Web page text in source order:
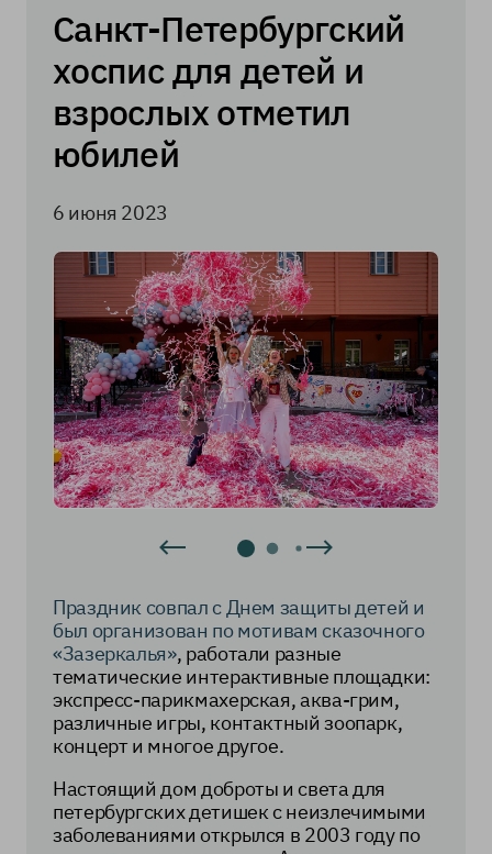
Санкт-Петербургский
хоспис для детей и
взрослых отметил
юбилей
6 июня 2023
Праздник совпал с Днем защиты детей и
был организован по мотивам сказочного
«Зазеркалья», работали разные
тематические интерактивные площадки:
экспресс-парикмахерская, аква-грим,
различные игры, контактный зоопарк,
концерт и многое другое.
Настоящий дом доброты и света для
петербургских детишек с неизлечимыми
заболеваниями открылся в 2003 году по